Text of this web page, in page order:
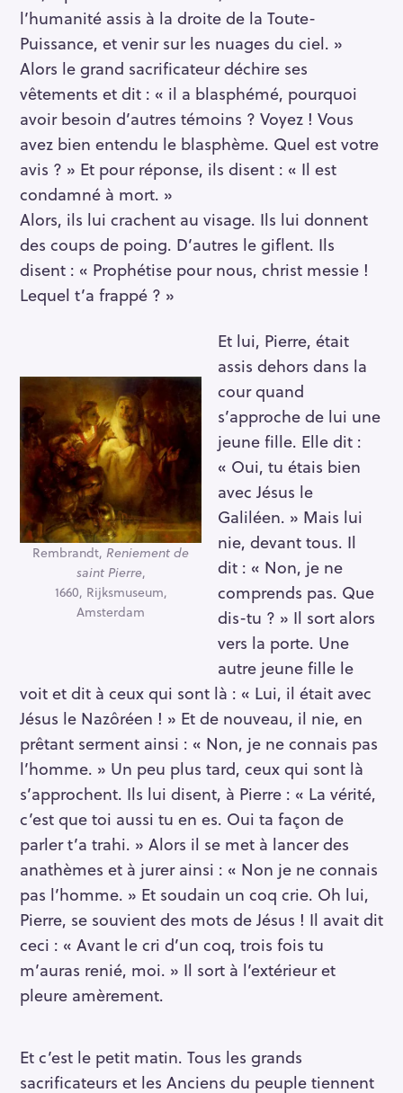
l’humanité assis à la droite de la Toute-
Puissance, et venir sur les nuages du ciel. »
Alors le grand sacrificateur déchire ses
vêtements et dit : « il a blasphémé, pourquoi
avoir besoin d’autres témoins ? Voyez ! Vous
avez bien entendu le blasphème. Quel est votre
avis ? » Et pour réponse, ils disent : « Il est
condamné à mort. »
Alors, ils lui crachent au visage. Ils lui donnent
des coups de poing. D’autres le giflent. Ils
disent : « Prophétise pour nous, christ messie !
Lequel t’a frappé ? »
Rembrandt, Reniement de
saint Pierre,
1660, Rijksmuseum,
Amsterdam
Et lui, Pierre, était
assis dehors dans la
cour quand
s’approche de lui une
jeune fille. Elle dit :
« Oui, tu étais bien
avec Jésus le
Galiléen. » Mais lui
nie, devant tous. Il
dit : « Non, je ne
comprends pas. Que
dis-tu ? » Il sort alors
vers la porte. Une
autre jeune fille le
voit et dit à ceux qui sont là : « Lui, il était avec
Jésus le Nazôréen ! » Et de nouveau, il nie, en
prêtant serment ainsi : « Non, je ne connais pas
l’homme. » Un peu plus tard, ceux qui sont là
s’approchent. Ils lui disent, à Pierre : « La vérité,
c’est que toi aussi tu en es. Oui ta façon de
parler t’a trahi. » Alors il se met à lancer des
anathèmes et à jurer ainsi : « Non je ne connais
pas l’homme. » Et soudain un coq crie. Oh lui,
Pierre, se souvient des mots de Jésus ! Il avait dit
ceci : « Avant le cri d’un coq, trois fois tu
m’auras renié, moi. » Il sort à l’extérieur et
pleure amèrement.
Et c’est le petit matin. Tous les grands
sacrificateurs et les Anciens du peuple tiennent